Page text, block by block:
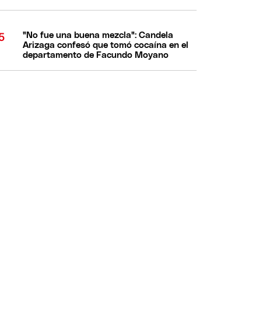
"No fue una buena mezcla": Candela
Arizaga confesó que tomó cocaína en el
departamento de Facundo Moyano